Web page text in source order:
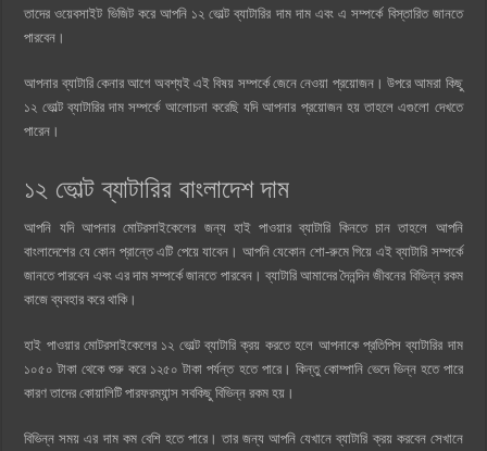
তাদের ওয়েবসাইট ভিজিট করে আপনি ১২ ভোল্ট ব্যাটারির দাম দাম এবং এ সম্পর্কে বিস্তারিত জানতে
পারবেন।
আপনার ব্যাটারি কেনার আগে অবশ্যই এই বিষয় সম্পর্কে জেনে নেওয়া প্রয়োজন। উপরে আমরা কিছু
১২ ভোল্ট ব্যাটারির দাম সম্পর্কে আলোচনা করেছি যদি আপনার প্রয়োজন হয় তাহলে এগুলো দেখতে
পারেন।
১২ ভোল্ট ব্যাটারির বাংলাদেশ দাম
আপনি যদি আপনার মোটরসাইকেলের জন্য হাই পাওয়ার ব্যাটারি কিনতে চান তাহলে আপনি
বাংলাদেশের যে কোন প্রান্তে এটি পেয়ে যাবেন। আপনি যেকোন শো-রুমে গিয়ে এই ব্যাটারি সম্পর্কে
জানতে পারবেন এবং এর দাম সম্পর্কে জানতে পারবেন। ব্যাটারি আমাদের দৈনন্দিন জীবনের বিভিন্ন রকম
কাজে ব্যবহার করে থাকি।
হাই পাওয়ার মোটরসাইকেলের ১২ ভোল্ট ব্যাটারি ক্রয় করতে হলে আপনাকে প্রতিপিস ব্যাটারির দাম
১০৫০ টাকা থেকে শুরু করে ১২৫০ টাকা পর্যন্ত হতে পারে। কিন্তু কোম্পানি ভেদে ভিন্ন হতে পারে
কারণ তাদের কোয়ালিটি পারফরম্যান্স সবকিছু বিভিন্ন রকম হয়।
বিভিন্ন সময় এর দাম কম বেশি হতে পারে। তার জন্য আপনি যেখানে ব্যাটারি ক্রয় করবেন সেখানে